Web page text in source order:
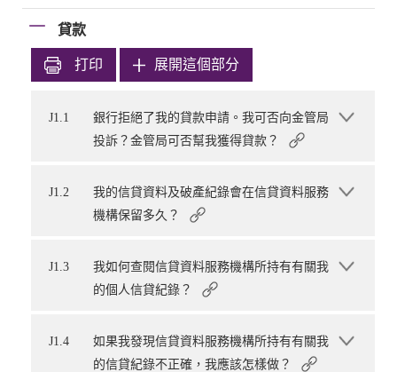
貸款
打印 展開這個部分
J1.1
銀行拒絕了我的貸款申請。我可否向金管局
投訴？金管局可否幫我獲得貸款？
J1.2
我的信貸資料及破產紀錄會在信貸資料服務
機構保留多久？
J1.3
我如何查閱信貸資料服務機構所持有有關我
的個人信貸紀錄？
J1.4
如果我發現信貸資料服務機構所持有有關我
的信貸紀錄不正確，我應該怎樣做？